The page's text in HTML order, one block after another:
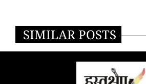
SIMILAR POSTS